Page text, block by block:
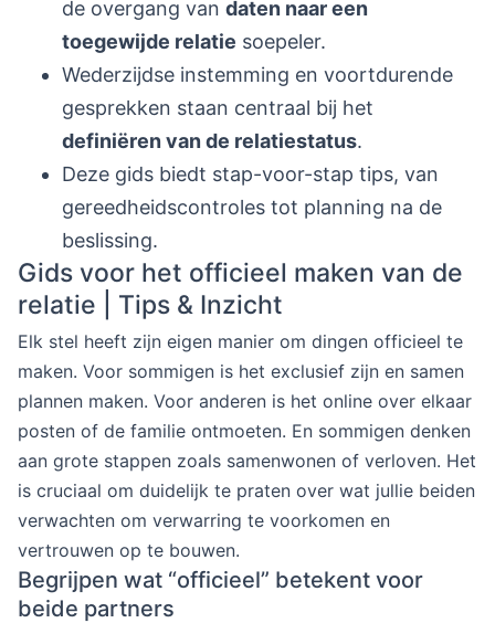
de overgang van daten naar een
toegewijde relatie soepeler.
Wederzijdse instemming en voortdurende
gesprekken staan centraal bij het
definiëren van de relatiestatus.
Deze gids biedt stap-voor-stap tips, van
gereedheidscontroles tot planning na de
beslissing.
Gids voor het officieel maken van de
relatie | Tips & Inzicht
Elk stel heeft zijn eigen manier om dingen officieel te
maken. Voor sommigen is het exclusief zijn en samen
plannen maken. Voor anderen is het online over elkaar
posten of de familie ontmoeten. En sommigen denken
aan grote stappen zoals samenwonen of verloven. Het
is cruciaal om duidelijk te praten over wat jullie beiden
verwachten om verwarring te voorkomen en
vertrouwen op te bouwen.
Begrijpen wat “officieel” betekent voor
beide partners